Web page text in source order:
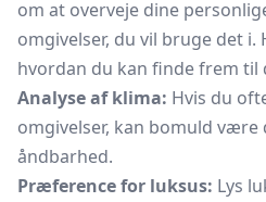
om at overveje dine
omgivelser, du vil bruge det i.
hvordan du kan finde frem til
Analyse af klima: Hvis du
omgivelser, kan bomuld være
åndbarhed.
Præference for luksus: Lys